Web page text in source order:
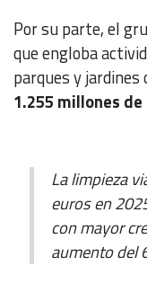
Por su parte, el
que engloba
parques y jardines
1.255 millones de
La limpieza
euros en
con mayor
aumento del